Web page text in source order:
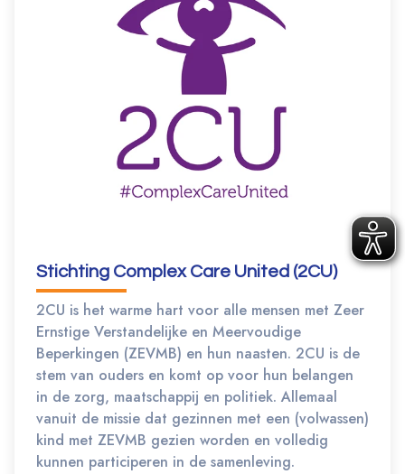
Stichting Complex Care United (2CU)
2CU is het warme hart voor alle mensen met Zeer
Ernstige Verstandelijke en Meervoudige
Beperkingen (ZEVMB) en hun naasten. 2CU is de
stem van ouders en komt op voor hun belangen
in de zorg, maatschappij en politiek. Allemaal
vanuit de missie dat gezinnen met een (volwassen)
kind met ZEVMB gezien worden en volledig
kunnen participeren in de samenleving.